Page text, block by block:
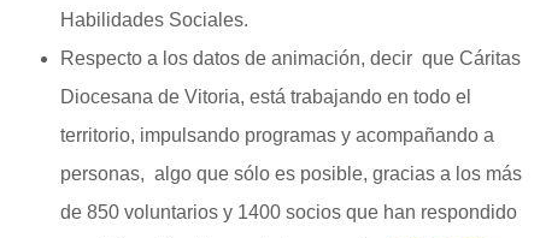
Habilidades Sociales.
Respecto a los datos de animación, decir que Cáritas
Diocesana de Vitoria, está trabajando en todo el
territorio, impulsando programas y acompañando a
personas, algo que sólo es posible, gracias a los más
de 850 voluntarios y 1400 socios que han respondido